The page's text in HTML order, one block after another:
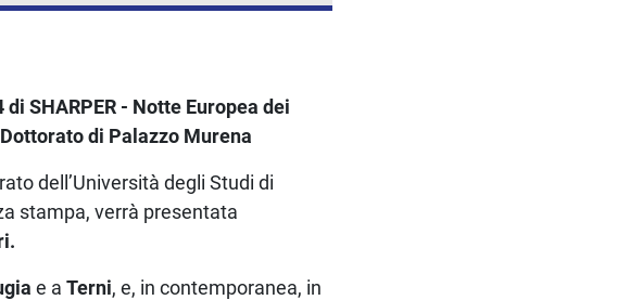
SHARPER - Notte Europea dei
di Palazzo Murena
dell’Università degli Studi di
stampa, verrà presentata
e aTerni, e, in contemporanea, in